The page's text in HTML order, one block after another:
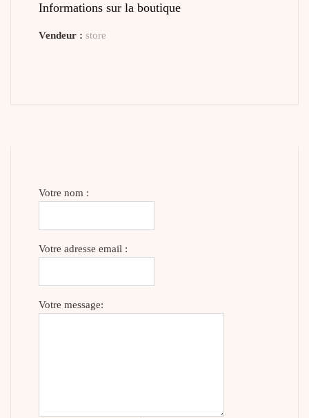
Informations sur la boutique
Vendeur : store
Votre nom :
Votre adresse email :
Votre message: